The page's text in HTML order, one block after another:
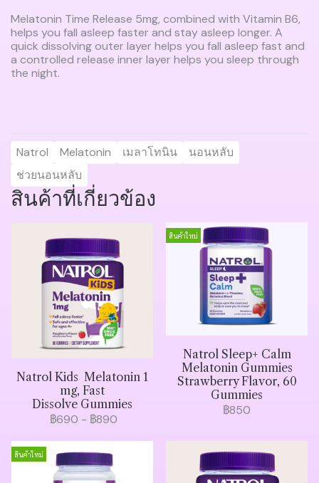
Melatonin Time Release 5mg, combined with Vitamin B6,
helps you fall asleep faster and stay asleep longer. A
quick dissolving outer layer helps you fall asleep fast and
a controlled release inner layer helps you sleep through
the night.
Natrol Melatonin เมลาโทนิน
นอนหลับ
ช่วยนอนหลับ
สินค้าที่เกี่ยวข้อง
Natrol Kids Melatonin 1
mg, Fast
Dissolve Gummies
฿690 - ฿890
สินค้าใหม่
Natrol Sleep+ Calm
Melatonin Gummies
Strawberry Flavor, 60
Gummies
฿850
สินค้าใหม่